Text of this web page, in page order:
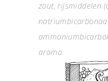
zout, rijsmiddelen
aroma.